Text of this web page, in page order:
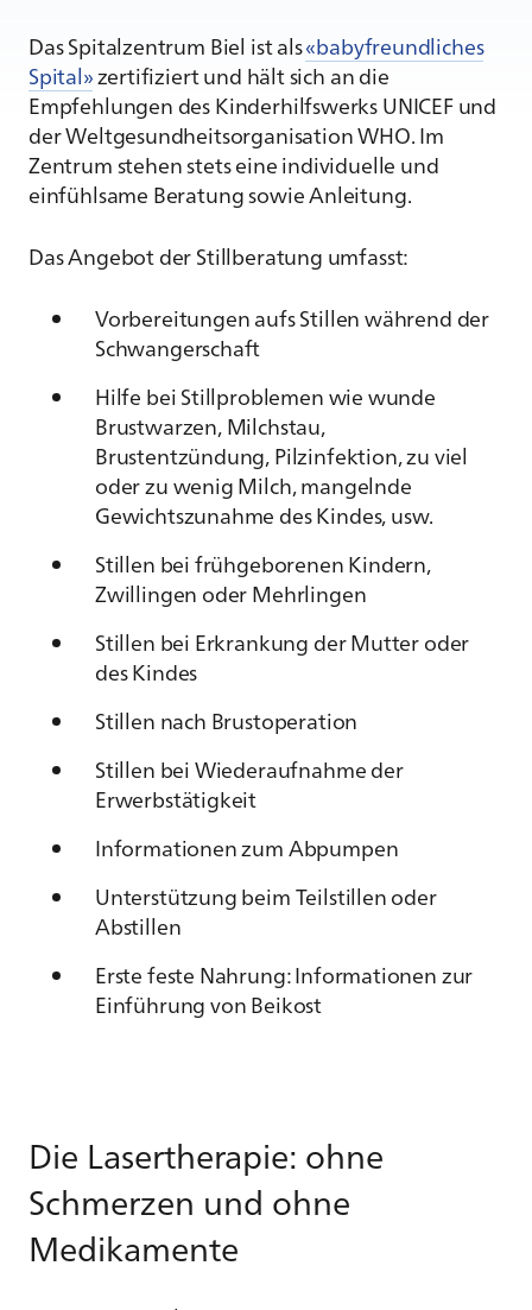
Das Spitalzentrum Biel ist als«babyfreundliches
Spital»zertifiziert und hält sich an die
Empfehlungen des Kinderhilfswerks UNICEF und
der Weltgesundheitsorganisation WHO. Im
Zentrum stehen stets eine individuelle und
einfühlsame Beratung sowie Anleitung.
Das Angebot der Stillberatung umfasst:
Vorbereitungen aufs Stillen während der
Schwangerschaft
Hilfe bei Stillproblemen wie wunde
Brustwarzen, Milchstau,
Brustentzündung, Pilzinfektion, zu viel
oder zu wenig Milch, mangelnde
Gewichtszunahme des Kindes, usw.
Stillen bei frühgeborenen Kindern,
Zwillingen oder Mehrlingen
Stillen bei Erkrankung der Mutter oder
des Kindes
Stillen nach Brustoperation
Stillen bei Wiederaufnahme der
Erwerbstätigkeit
Informationen zum Abpumpen
Unterstützung beim Teilstillen oder
Abstillen
Erste feste Nahrung: Informationen zur
Einführung von Beikost
Die Lasertherapie: ohne
Schmerzen und ohne
Medikamente